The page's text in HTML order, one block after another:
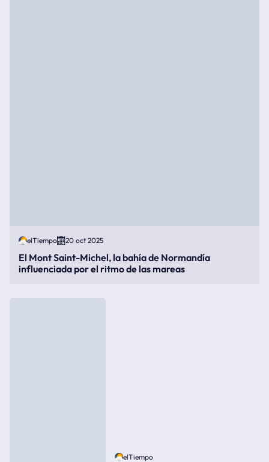
elTiempo 20 oct 2025
El Mont Saint-Michel, la bahía de Normandía
influenciada por el ritmo de las mareas
elTiempo